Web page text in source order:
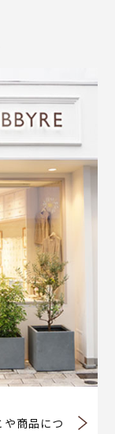
商品につ